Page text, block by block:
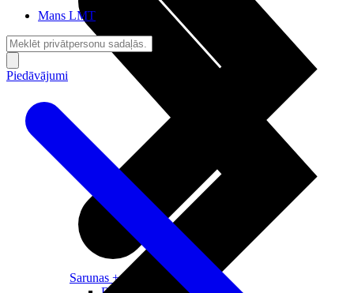
Sarunas + Internets
Mans LMT
Piedāvājumi